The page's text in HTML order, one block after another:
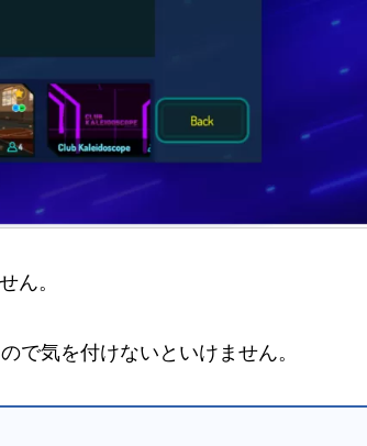
ん。
で気を付けないといけません。